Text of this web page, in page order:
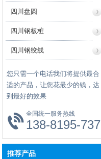
公司11月4日价格报价
【企业资讯】成都螺纹钢
最新价格
【企业资讯】四川H型钢-
红鑫物资有限公司20221013
【企业资讯】四川钢轨：
济
【企业资讯】四川钢轨：
【企业资讯】四川钢轨：
【新闻中心】四川钢轨：
跌空间
【企业资讯】成都市鑫红
四川盘圆
四川钢板桩
四川钢绞线
您只需一个电话我们将提供最合
适的产品，让您花最少的钱，达
到最好的效果
全国统一服务热线
138-8195-
推荐产品